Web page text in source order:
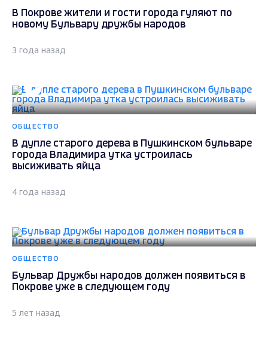
В Покрове жители и гости города гуляют по
новому Бульвару дружбы народов
3 года назад
ОБЩЕСТВО
В дупле старого дерева в Пушкинском бульваре
города Владимира утка устроилась
высиживать яйца
4 года назад
ОБЩЕСТВО
Бульвар Дружбы народов должен появиться в
Покрове уже в следующем году
5 лет назад